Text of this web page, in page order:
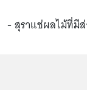
- สุราแช่ผลไม้ที่มี